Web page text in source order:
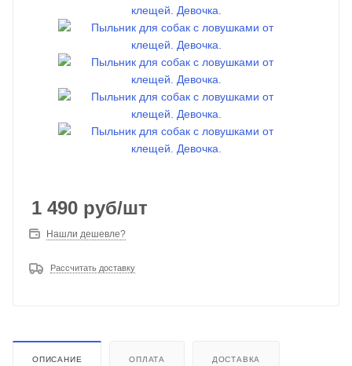
1 490 руб/шт
Нашли дешевле?
Рассчитать доставку
ОПИСАНИЕ ОПЛАТА ДОСТАВКА